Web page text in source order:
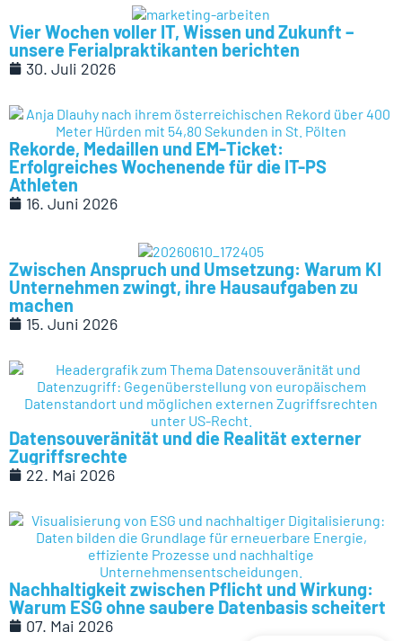
Vier Wochen voller IT, Wissen und Zukunft –
unsere Ferialpraktikanten berichten
30. Juli 2026
Rekorde, Medaillen und EM-Ticket:
Erfolgreiches Wochenende für die IT-PS
Athleten
16. Juni 2026
Zwischen Anspruch und Umsetzung: Warum KI
Unternehmen zwingt, ihre Hausaufgaben zu
machen
15. Juni 2026
Datensouveränität und die Realität externer
Zugriffsrechte
22. Mai 2026
Nachhaltigkeit zwischen Pflicht und Wirkung:
Warum ESG ohne saubere Datenbasis scheitert
07. Mai 2026